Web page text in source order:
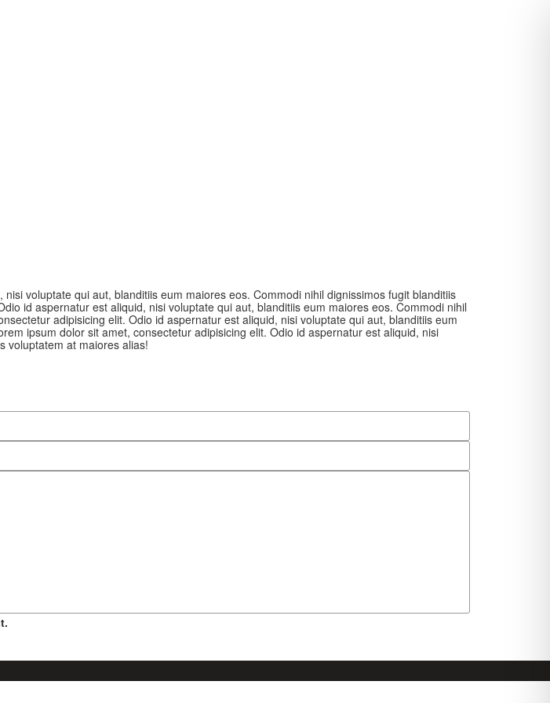
voluptate qui aut, blanditiis eum maiores eos. Commodi nihil dignissimos fugit blanditiis
id aspernatur est aliquid, nisi voluptate qui aut, blanditiis eum maiores eos. Commodi nihil
adipisicing elit. Odio id aspernatur est aliquid, nisi voluptate qui aut, blanditiis eum
ipsum dolor sit amet, consectetur adipisicing elit. Odio id aspernatur est aliquid, nisi
voluptatem at maiores alias!